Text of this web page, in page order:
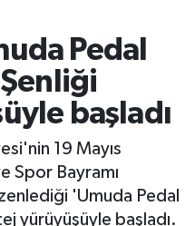
Pedal
başladı
19 Mayıs
Spor Bayramı
'Umuda Pedal
yürüyüşüyle başladı.
ve Fikstür